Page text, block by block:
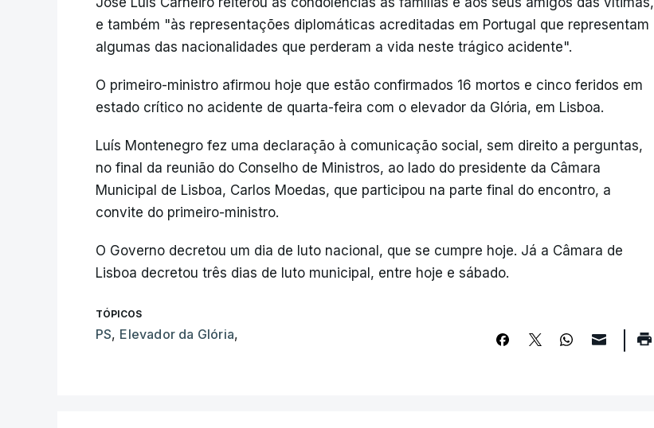
e também "às representações diplomáticas acreditadas em Portugal que representam
algumas das nacionalidades que perderam a vida neste trágico acidente".
O primeiro-ministro afirmou hoje que estão confirmados 16 mortos e cinco feridos em
estado crítico no acidente de quarta-feira com o elevador da Glória, em Lisboa.
Luís Montenegro fez uma declaração à comunicação social, sem direito a perguntas,
no final da reunião do Conselho de Ministros, ao lado do presidente da Câmara
Municipal de Lisboa, Carlos Moedas, que participou na parte final do encontro, a
convite do primeiro-ministro.
O Governo decretou um dia de luto nacional, que se cumpre hoje. Já a Câmara de
Lisboa decretou três dias de luto municipal, entre hoje e sábado.
TÓPICOS
PS, Elevador da Glória,